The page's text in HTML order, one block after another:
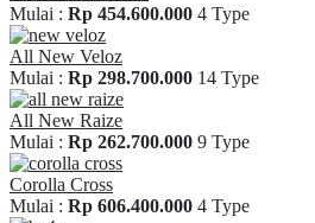
Mulai : Rp 454.600.000 4 Type
All New Veloz
Mulai : Rp 298.700.000 14 Type
All New Raize
Mulai : Rp 262.700.000 9 Type
Corolla Cross
Mulai : Rp 606.400.000 4 Type